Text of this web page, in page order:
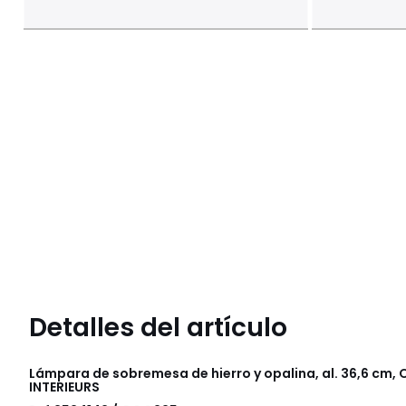
Detalles del artículo
Lámpara de sobremesa de hierro y opalina, al. 36,6 cm,
INTERIEURS